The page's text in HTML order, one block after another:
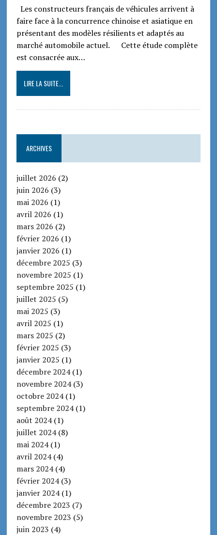
Les constructeurs français de véhicules arrivent à
faire face à la concurrence chinoise et asiatique en
présentant des modèles résilients et adaptés au
marché automobile actuel. Cette étude complète
est consacrée aux…
LIRE LA SUITE...
ARCHIVES
juillet 2026 (2)
juin 2026 (3)
mai 2026 (1)
avril 2026 (1)
mars 2026 (2)
février 2026 (1)
janvier 2026 (1)
décembre 2025 (3)
novembre 2025 (1)
septembre 2025 (1)
juillet 2025 (5)
mai 2025 (3)
avril 2025 (1)
mars 2025 (2)
février 2025 (3)
janvier 2025 (1)
décembre 2024(1)
novembre 2024(3)
octobre 2024(1)
septembre 2024(1)
août 2024(1)
juillet 2024(8)
mai 2024(1)
avril 2024(4)
mars 2024(4)
février 2024(3)
janvier 2024(1)
décembre 2023 (7)
novembre 2023 (5)
juin 2023 (4)